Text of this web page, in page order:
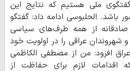
ملی هستیم که نتایج این
باشد. الحلبوسی ادامه داد: گفتگو
از همه طرف‌های سیاسی
شهروندان عراقی را در اولویت خود
افزود: من از مصطفی الکاظمی
اقدامات لازم برای حفاظت از